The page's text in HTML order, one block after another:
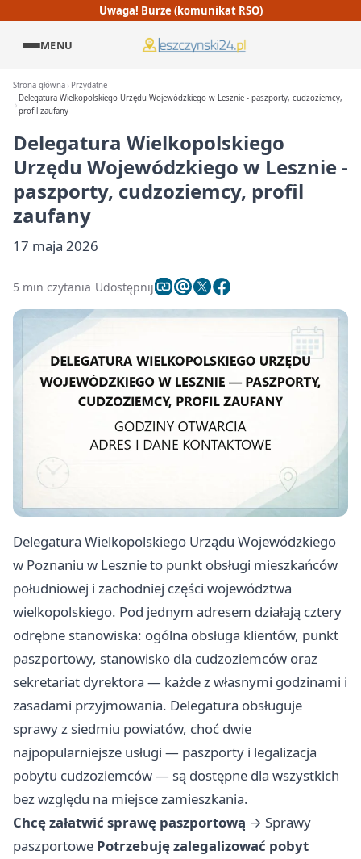
Uwaga! Burze (komunikat RSO)
MENU
Strona główna
Przydatne
Delegatura Wielkopolskiego Urzędu Wojewódzkiego w Lesznie - paszporty, cudzoziemcy,
profil zaufany
Delegatura Wielkopolskiego
Urzędu Wojewódzkiego w Lesznie -
paszporty, cudzoziemcy, profil
zaufany
17 maja 2026
5 min czytania Udostępnij
Delegatura Wielkopolskiego Urządu Wojewódzkiego
w Poznaniu w Lesznie to punkt obsługi mieszkańców
południowej i zachodniej części województwa
wielkopolskiego. Pod jednym adresem działają cztery
odrębne stanowiska: ogólna obsługa klientów, punkt
paszportowy, stanowisko dla cudzoziemców oraz
sekretariat dyrektora — każde z własnymi godzinami i
zasadami przyjmowania. Delegatura obsługuje
sprawy z siedmiu powiatów, choć dwie
najpopularniejsze usługi — paszporty i legalizacja
pobytu cudzoziemców — są dostępne dla wszystkich
bez względu na miejsce zamieszkania.
Chcę załatwić sprawę paszportową → Sprawy
paszportowe Potrzebuję zalegalizować pobyt